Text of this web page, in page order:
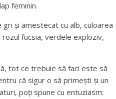
feminin.
și amestecat cu alb, culoarea
fucsia, verdele exploziv,
tot ce trebuie să faci este să
că sigur o să primești și un
poți spune cu entuziasm: